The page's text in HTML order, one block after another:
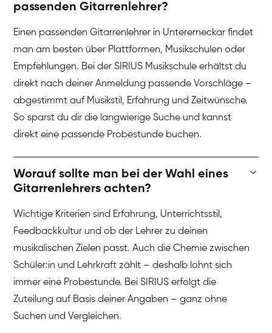
passenden Gitarrenlehrer?
Einen passenden Gitarrenlehrer in Untererneckar findet
man am besten über Plattformen, Musikschulen oder
Empfehlungen. Bei der SIRIUS Musikschule erhältst du
direkt nach deiner Anmeldung passende Vorschläge –
abgestimmt auf Musikstil, Erfahrung und Zeitwünsche.
So sparst du dir die langwierige Suche und kannst
direkt eine passende Probestunde buchen.
Worauf sollte man bei der Wahl eines
Gitarrenlehrers achten?
Wichtige Kriterien sind Erfahrung, Unterrichtsstil,
Feedbackkultur und ob der Lehrer zu deinen
musikalischen Zielen passt. Auch die Chemie zwischen
Schüler:in und Lehrkraft zählt – deshalb lohnt sich
immer eine Probestunde. Bei SIRIUS erfolgt die
Zuteilung auf Basis deiner Angaben – ganz ohne
Suchen und Vergleichen.